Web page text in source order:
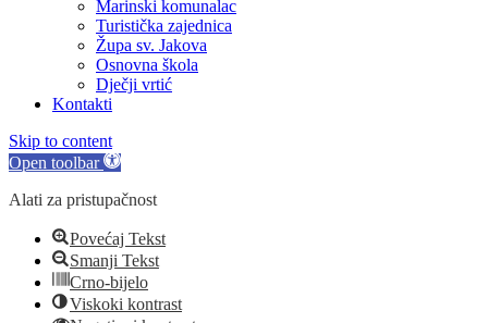
Marinski komunalac
Turistička zajednica
Župa sv. Jakova
Osnovna škola
Dječji vrtić
Kontakti
Skip to content
Open toolbar
Alati za pristupačnost
Povećaj Tekst
Smanji Tekst
Crno-bijelo
Viskoki kontrast